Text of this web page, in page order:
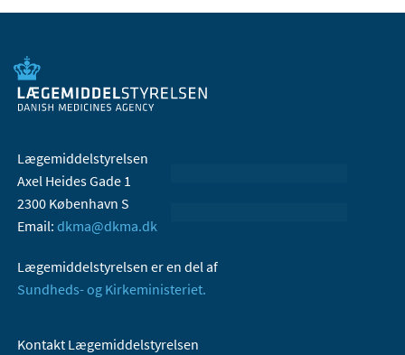
Lægemiddelstyrelsen
Axel Heides Gade 1
2300 København S
Email: dkma@dkma.dk
Lægemiddelstyrelsen er en del af
Sundheds- og Kirkeministeriet.
Kontakt Lægemiddelstyrelsen